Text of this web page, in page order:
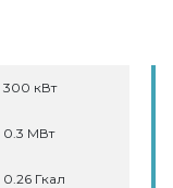
300 кВт
0.3 МВт
0.26 Гкал